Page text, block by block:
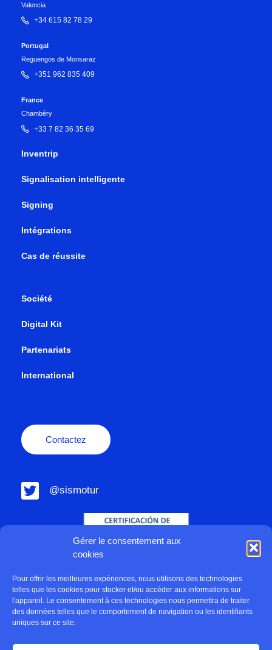
Gérer le consentement aux
cookies
Pour offrir les meilleures expériences, nous utilisons des technologies
telles que les cookies pour stocker et/ou accéder aux informations sur
l'appareil. Le consentement à ces technologies nous permettra de traiter
des données telles que le comportement de navigation ou les identifiants
uniques sur ce site.
Valencia
+34 615 82 78 29
Portugal
Reguengos de Monsaraz
+351 962 835 409
France
Chambéry
+33 7 82 36 35 69
Inventrip
Signalisation intelligente
Signing
Intégrations
Cas de réussite
Société
Digital Kit
Partenariats
International
Contactez
@sismotur